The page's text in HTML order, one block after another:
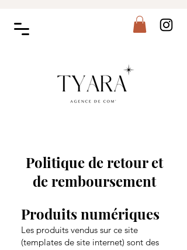
Politique de retour et
de remboursement
Produits numériques
Les produits vendus sur ce site
(templates de site internet) sont des